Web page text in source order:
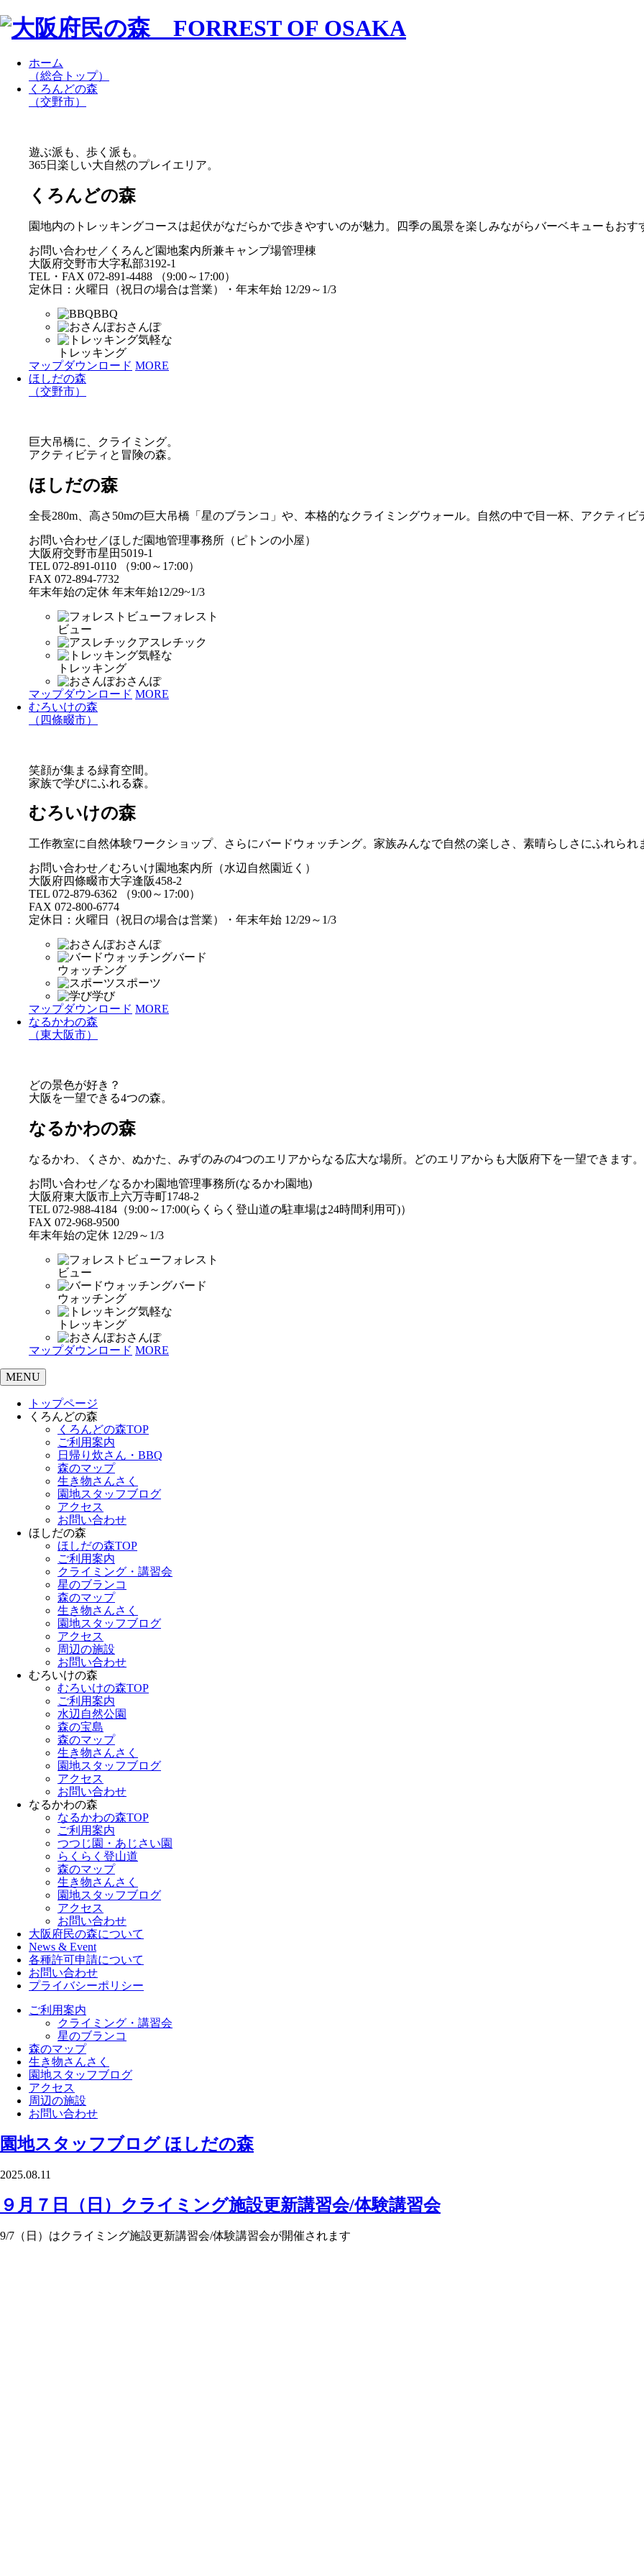
ホーム
（総合トップ）
くろんどの森
（交野市）
遊ぶ派も、歩く派も。
365日楽しい大自然のプレイエリア。
くろんどの森
園地内のトレッキングコースは起伏がなだらかで歩きやすいのが魅力。四季の風景を楽しみながらバーベキューもおす
お問い合わせ／くろんど園地案内所兼キャンプ場管理棟
大阪府交野市大字私部3192-1
TEL・FAX 072-891-4488 （9:00～17:00）
定休日：火曜日（祝日の場合は営業）・年末年始 12/29～1/3
BBQ
おさんぽ
気軽な
トレッキング
マップダウンロード MORE
ほしだの森
（交野市）
巨大吊橋に、クライミング。
アクティビティと冒険の森。
ほしだの森
全長280m、高さ50mの巨大吊橋「星のブランコ」や、本格的なクライミングウォール。自然の中で目一杯、アクティビ
お問い合わせ／ほしだ園地管理事務所（ピトンの小屋）
大阪府交野市星田5019-1
TEL 072-891-0110 （9:00～17:00）
FAX 072-894-7732
年末年始の定休 年末年始12/29~1/3
フォレスト
ビュー
アスレチック
気軽な
トレッキング
おさんぽ
マップダウンロード MORE
むろいけの森
（四條畷市）
笑顔が集まる緑育空間。
家族で学びにふれる森。
むろいけの森
工作教室に自然体験ワークショップ、さらにバードウォッチング。家族みんなで自然の楽しさ、素晴らしさにふれられ
お問い合わせ／むろいけ園地案内所（水辺自然園近く）
大阪府四條畷市大字逢阪458-2
TEL 072-879-6362 （9:00～17:00）
FAX 072-800-6774
定休日：火曜日（祝日の場合は営業）・年末年始 12/29～1/3
おさんぽ
バード
ウォッチング
スポーツ
学び
マップダウンロード MORE
なるかわの森
（東大阪市）
どの景色が好き？
大阪を一望できる4つの森。
なるかわの森
なるかわ、くさか、ぬかた、みずのみの4つのエリアからなる広大な場所。どのエリアからも大阪府下を一望できます。
お問い合わせ／なるかわ園地管理事務所(なるかわ園地)
大阪府東大阪市上六万寺町1748-2
TEL 072-988-4184（9:00～17:00(らくらく登山道の駐車場は24時間利用可)）
FAX 072-968-9500
年末年始の定休 12/29～1/3
フォレスト
ビュー
バード
ウォッチング
気軽な
トレッキング
おさんぽ
マップダウンロード MORE
MENU
トップページ
くろんどの森
くろんどの森TOP
ご利用案内
日帰り炊さん・BBQ
森のマップ
生き物さんさく
園地スタッフブログ
アクセス
お問い合わせ
ほしだの森
ほしだの森TOP
ご利用案内
クライミング・講習会
星のブランコ
森のマップ
生き物さんさく
園地スタッフブログ
アクセス
周辺の施設
お問い合わせ
むろいけの森
むろいけの森TOP
ご利用案内
水辺自然公園
森の宝島
森のマップ
生き物さんさく
園地スタッフブログ
アクセス
お問い合わせ
なるかわの森
なるかわの森TOP
ご利用案内
つつじ園・あじさい園
らくらく登山道
森のマップ
生き物さんさく
園地スタッフブログ
アクセス
お問い合わせ
大阪府民の森について
News & Event
各種許可申請について
お問い合わせ
プライバシーポリシー
ご利用案内
クライミング・講習会
星のブランコ
森のマップ
生き物さんさく
園地スタッフブログ
アクセス
周辺の施設
お問い合わせ
園地スタッフブログ ほしだの森
2025.08.11
９月７日（日）クライミング施設更新講習会/体験講習会
9/7（日）はクライミング施設更新講習会/体験講習会が開催されます